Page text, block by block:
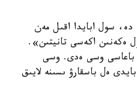
سول ابايدا اقىل مەن
ەكەنىن اكەسى تانيتىن».
باعاسى وسى ەدى. وسى
ەل باسقارۋ ىسىنە لايىق